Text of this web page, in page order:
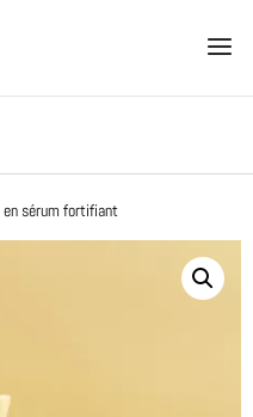
en sérum fortifiant